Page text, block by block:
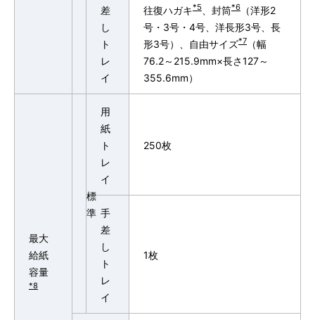
差
し
ト
レ
イ
往復ハガキ*5 、封筒*6
（洋形2
号・3号・4号、洋長形3号、長
形3号）、自由サイズ*7
（幅
76.2～215.9mm×長さ127～
355.6mm）
最大
給紙
容量
*8
標
準
用
紙
ト
レ
イ
250枚
手
差
し
ト
レ
イ
1枚